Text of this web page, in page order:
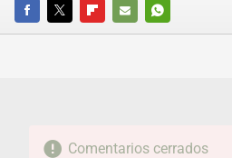
FACEBOOKTWITTERFLIPBOARD
E-
WHATSAPP
Comentarios cerrados